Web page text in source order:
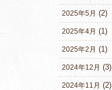
2025年5月 (2)
2025年4月 (1)
2025年2月 (1)
2024年12月 (3)
2024年11月 (2)